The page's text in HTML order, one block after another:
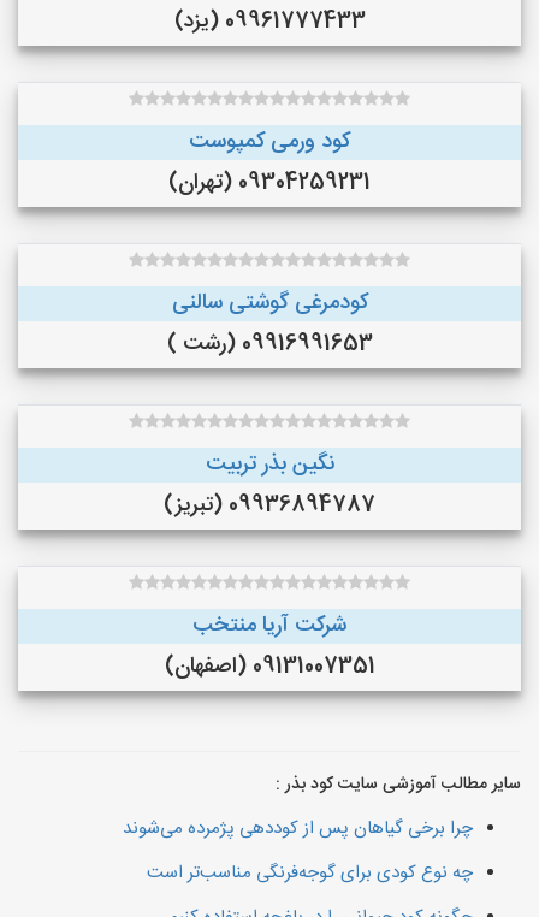
09961777433 (یزد)
کود ورمی کمپوست
09304259231 (تهران)
کودمرغی گوشتی سالنی
09916991653 (رشت )
نگین بذر تربیت
09936894787 (تبریز)
شرکت آریا منتخب
09131007351 (اصفهان)
سایر مطالب آموزشی سایت کود بذر :
چرا برخی گیاهان پس از کوددهی پژمرده می‌شوند
چه نوع کودی برای گوجه‌فرنگی مناسب‌تر است